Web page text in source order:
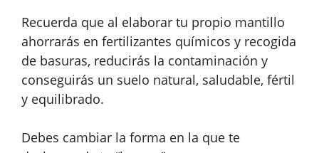
Recuerda que al elaborar tu propio mantillo
ahorrarás en fertilizantes químicos y recogida
de basuras, reducirás la contaminación y
conseguirás un suelo natural, saludable, fértil
y equilibrado.
Debes cambiar la forma en la que te